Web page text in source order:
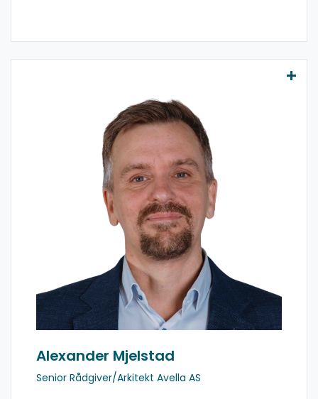
Alexander Mjelstad
Senior Rådgiver/Arkitekt Avella AS
Alexander Mjelstad+47 992 85 862
er seniorrådgiver i Avella og har mer enn 15 års
erfaring som arkitekt, seniorkonsulent og utvikler
innen integrasjon og automatisering. Han har
bred erfaring med API Management,
integrasjonsplattformer og DevOps, og har blant
annet jobbet med etablering og videreutvikling
av TINEs API Management-løsning.
LinkedIn